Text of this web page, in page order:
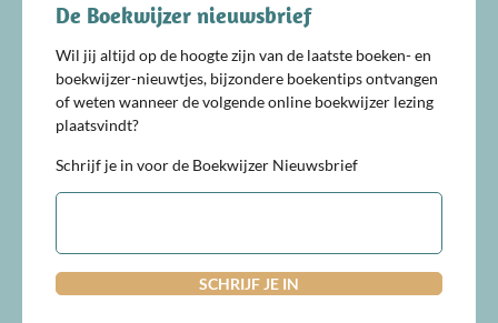
De Boekwijzer nieuwsbrief
Wil jij altijd op de hoogte zijn van de laatste boeken- en
boekwijzer-nieuwtjes, bijzondere boekentips ontvangen
of weten wanneer de volgende online boekwijzer lezing
plaatsvindt?
Schrijf je in voor de Boekwijzer Nieuwsbrief
E-